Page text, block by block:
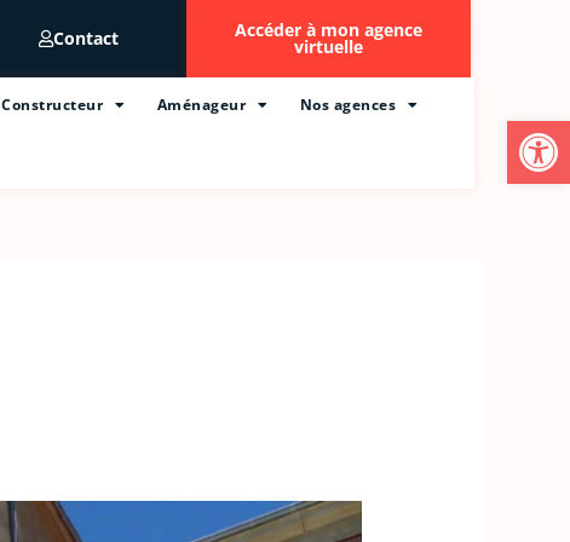
Ouvrir
Contact Accéder à mon agence
virtuelle
Constructeur Aménageur Nos agences